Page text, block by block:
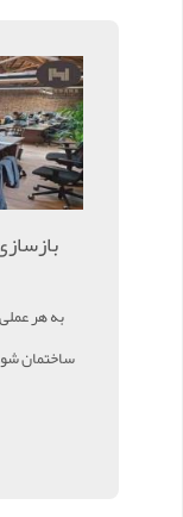
به هر
ساختمان